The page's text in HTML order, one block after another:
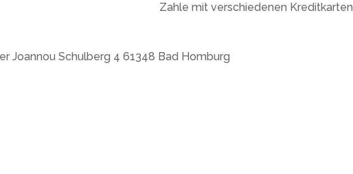
Zahle mit verschiedenen Kreditkarten
Joannou Schulberg 4 61348 Bad Homburg